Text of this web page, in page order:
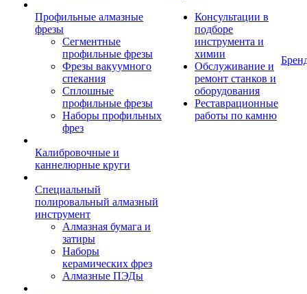
Профильные алмазные
фрезы
Сегментные
профильные фрезы
Фрезы вакуумного
спекания
Сплошные
профильные фрезы
Наборы профильных
фрез
Калибровочные и
каннелюрные круги
Специальный
полировальный алмазный
инструмент
Алмазная бумага и
затиры
Наборы
керамических фрез
Алмазные ПЭДы
Консультации в
подборе
инструмента и
химии
Обслуживание и
ремонт станков и
оборудования
Реставрационные
работы по камню